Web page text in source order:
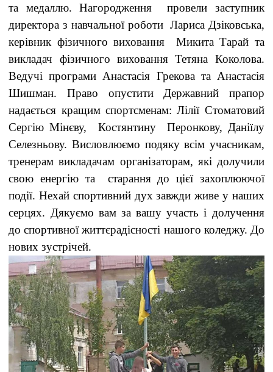
та медаллю. Нагородження провели заступник
директора з навчальної роботи Лариса Дзіковська,
керівник фізичного виховання Микита Тарай та
викладач фізичного виховання Тетяна Коколова.
Ведучі програми Анастасія Грекова та Анастасія
Шишман. Право опустити Державний прапор
надається кращим спортсменам: Лілії Стоматовий
Сергію Мінєву, Костянтину Перонкову, Даніїлу
Селезньову. Висловлюємо подяку всім учасникам,
тренерам викладачам організаторам, які долучили
свою енергію та старання до цієї захоплюючої
події. Нехай спортивний дух завжди живе у наших
серцях. Дякуємо вам за вашу участь і долучення
до спортивної життєрадісності нашого коледжу. До
нових зустрічей.